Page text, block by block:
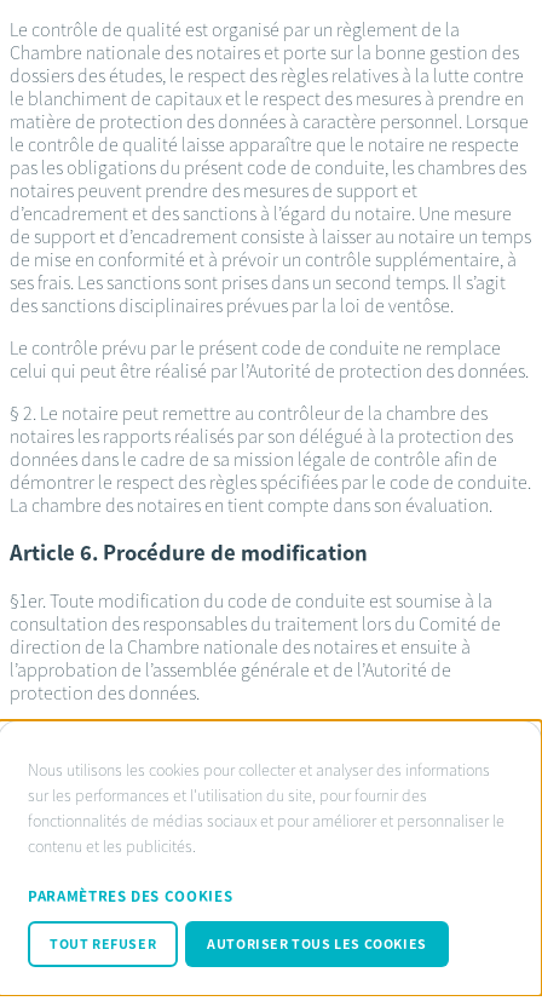
Le contrôle de qualité est organisé par un règlement de la
Chambre nationale des notaires et porte sur la bonne gestion des
dossiers des études, le respect des règles relatives à la lutte contre
le blanchiment de capitaux et le respect des mesures à prendre en
matière de protection des données à caractère personnel. Lorsque
le contrôle de qualité laisse apparaître que le notaire ne respecte
pas les obligations du présent code de conduite, les chambres des
notaires peuvent prendre des mesures de support et
d’encadrement et des sanctions à l’égard du notaire. Une mesure
de support et d’encadrement consiste à laisser au notaire un temps
de mise en conformité et à prévoir un contrôle supplémentaire, à
ses frais. Les sanctions sont prises dans un second temps. Il s’agit
des sanctions disciplinaires prévues par la loi de ventôse.
Le contrôle prévu par le présent code de conduite ne remplace
celui qui peut être réalisé par l’Autorité de protection des données.
§ 2. Le notaire peut remettre au contrôleur de la chambre des
notaires les rapports réalisés par son délégué à la protection des
données dans le cadre de sa mission légale de contrôle afin de
démontrer le respect des règles spécifiées par le code de conduite.
La chambre des notaires en tient compte dans son évaluation.
Article 6. Procédure de modification
§1er. Toute modification du code de conduite est soumise à la
consultation des responsables du traitement lors du Comité de
direction de la Chambre nationale des notaires et ensuite à
l’approbation de l’assemblée générale et de l’Autorité de
protection des données.
Service d’ombudsman agréé:
www.ombudsnotaire.be
Privacy Policy notaire.be
Cookie policy
Code de conduite RGPD
© Fednot 2026
À
propos
des
cookies
sur
ce
site
Nous utilisons les cookies pour collecter et analyser des informations
sur les performances et l'utilisation du site, pour fournir des
fonctionnalités de médias sociaux et pour améliorer et personnaliser le
contenu et les publicités.
PARAMÈTRES DES COOKIES
TOUT REFUSER AUTORISER TOUS LES COOKIES